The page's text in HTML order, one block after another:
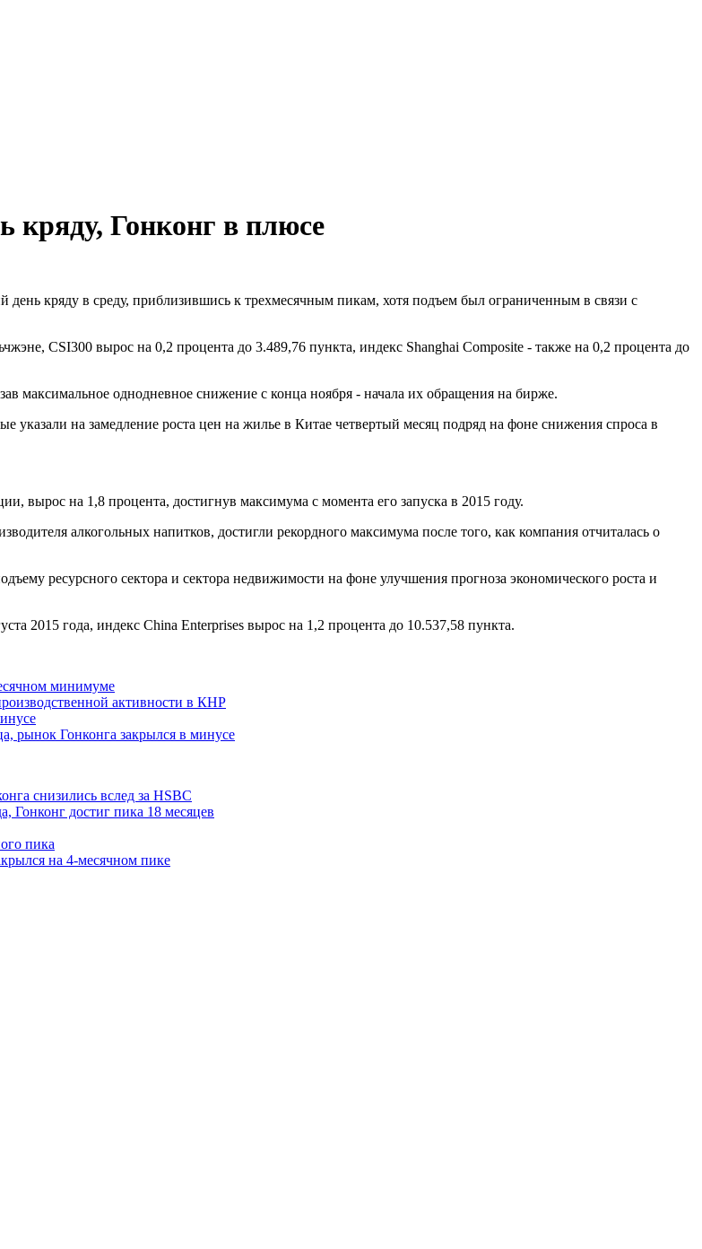
кряду, Гонконг в плюсе
кряду в среду, приблизившись к трехмесячным пикам, хотя подъем был ограниченным в связи с
CSI300 вырос на 0,2 процента до 3.489,76 пункта, индекс Shanghai Composite - также на 0,2 процента до
максимальное однодневное снижение с конца ноября - начала их обращения на бирже.
указали на замедление роста цен на жилье в Китае четвертый месяц подряд на фоне снижения спроса в
вырос на 1,8 процента, достигнув максимума с момента его запуска в 2015 году.
алкогольных напитков, достигли рекордного максимума после того, как компания отчиталась о
ресурсного сектора и сектора недвижимости на фоне улучшения прогноза экономического роста и
2015 года, индекс China Enterprises вырос на 1,2 процента до 10.537,58 пункта.
минимуме
активности в КНР
рынок Гонконга закрылся в минусе
снизились вслед за HSBC
Гонконг достиг пика 18 месяцев
пика
на 4-месячном пике